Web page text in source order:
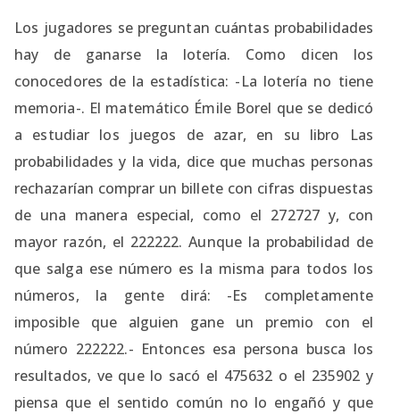
Los jugadores se preguntan cuántas probabilidades
hay de ganarse la lotería. Como dicen los
conocedores de la estadística: -La lotería no tiene
memoria-. El matemático Émile Borel que se dedicó
a estudiar los juegos de azar, en su libro Las
probabilidades y la vida, dice que muchas personas
rechazarían comprar un billete con cifras dispuestas
de una manera especial, como el 272727 y, con
mayor razón, el 222222. Aunque la probabilidad de
que salga ese número es la misma para todos los
números, la gente dirá: -Es completamente
imposible que alguien gane un premio con el
número 222222.- Entonces esa persona busca los
resultados, ve que lo sacó el 475632 o el 235902 y
piensa que el sentido común no lo engañó y que